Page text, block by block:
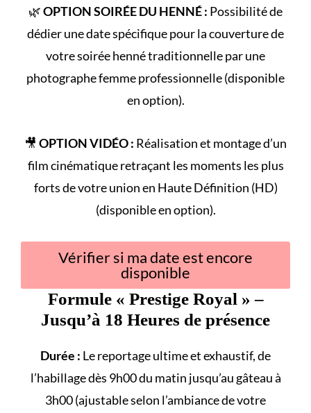
🌿OPTION SOIRÉE DU HENNÉ : Possibilité de
dédier une date spécifique pour la couverture de
votresoirée hennétraditionnelle par une
photographe femme professionnelle (disponible
en option).
🎥 OPTION VIDÉO : Réalisation et montage d’un
film cinématique retraçant les moments les plus
fortsde votre union en Haute Définition (HD)
(disponible en option).
Vérifier si ma date est encore
disponible
Formule « Prestige Royal » –
Jusqu’à 18 Heures de présence
Durée : Le reportage ultime et exhaustif, de
l’habillage dès 9h00 du matin jusqu’au gâteau à
3h00 (ajustable selon l’ambiance de votre